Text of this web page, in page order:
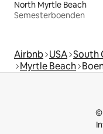
North Myrtle Beach
Semesterboenden
Airbnb USA South
Myrtle Beach
©